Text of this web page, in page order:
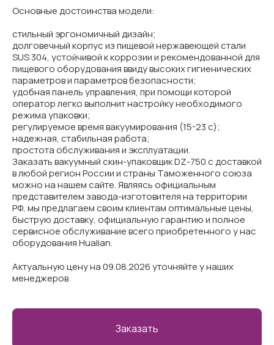
Основные достоинства модели:
стильный эргономичный дизайн;
долговечный корпус из пищевой нержавеющей стали
SUS 304, устойчивой к коррозии и рекомендованной для
пищевого оборудования ввиду высоких гигиенических
параметров и параметров безопасности;
удобная панель управления, при помощи которой
оператор легко выполнит настройку необходимого
режима упаковки;
регулируемое время вакуумирования (15-23 с);
надежная, стабильная работа;
простота обслуживания и эксплуатации.
Заказать вакуумный скин-упаковщик DZ-750 с доставкой
в любой регион России и страны Таможенного союза
можно на нашем сайте. Являясь официальным
представителем завода-изготовителя на территории
РФ, мы предлагаем своим клиентам оптимальные цены,
быструю доставку, официальную гарантию и полное
сервисное обслуживание всего приобретенного у нас
оборудования Hualian.
Актуальную цену на 09.08.2026 уточняйте у наших
менеджеров
Заказать